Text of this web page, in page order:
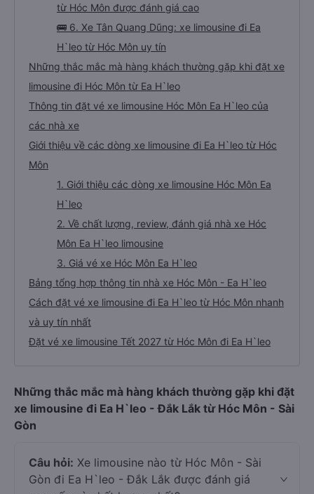
từ Hóc Môn được đánh giá cao
🚌 6. Xe Tân Quang Dũng: xe limousine đi Ea
H`leo từ Hóc Môn uy tín
Những thắc mắc mà hàng khách thường gặp khi đặt xe
limousine đi Hóc Môn từ Ea H`leo
Thông tin đặt vé xe limousine Hóc Môn Ea H`leo của
các nhà xe
Giới thiệu về các dòng xe limousine đi Ea H`leo từ Hóc
Môn
1. Giới thiệu các dòng xe limousine Hóc Môn Ea
H`leo
2. Về chất lượng, review, đánh giá nhà xe Hóc
Môn Ea H`leo limousine
3. Giá vé xe Hóc Môn Ea H`leo
Bảng tổng hợp thông tin nhà xe Hóc Môn - Ea H`leo
Cách đặt vé xe limousine đi Ea H`leo từ Hóc Môn nhanh
và uy tín nhất
Đặt vé xe limousine Tết 2027 từ Hóc Môn đi Ea H`leo
Những thắc mắc mà hàng khách thường gặp khi đặt
xe limousine đi Ea H`leo - Đắk Lắk từ Hóc Môn - Sài
Gòn
Câu hỏi: Xe limousine nào từ Hóc Môn - Sài
Gòn đi Ea H`leo - Đắk Lắk được đánh giá